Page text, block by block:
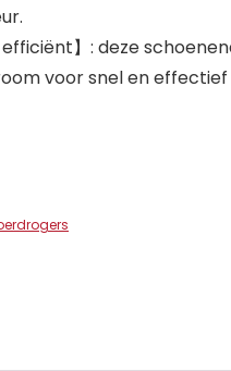
】: deze
voor snel en effectief